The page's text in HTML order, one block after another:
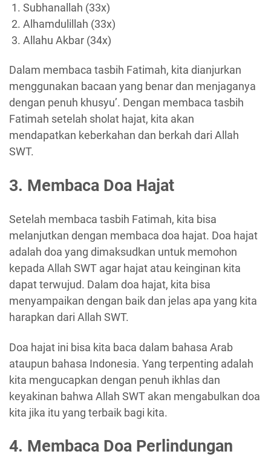
Subhanallah (33x)
Alhamdulillah (33x)
Allahu Akbar (34x)
Dalam membaca tasbih Fatimah, kita dianjurkan
menggunakan bacaan yang benar dan menjaganya
dengan penuh khusyu’. Dengan membaca tasbih
Fatimah setelah sholat hajat, kita akan
mendapatkan keberkahan dan berkah dari Allah
SWT.
3. Membaca Doa Hajat
Setelah membaca tasbih Fatimah, kita bisa
melanjutkan dengan membaca doa hajat. Doa hajat
adalah doa yang dimaksudkan untuk memohon
kepada Allah SWT agar hajat atau keinginan kita
dapat terwujud. Dalam doa hajat, kita bisa
menyampaikan dengan baik dan jelas apa yang kita
harapkan dari Allah SWT.
Doa hajat ini bisa kita baca dalam bahasa Arab
ataupun bahasa Indonesia. Yang terpenting adalah
kita mengucapkan dengan penuh ikhlas dan
keyakinan bahwa Allah SWT akan mengabulkan doa
kita jika itu yang terbaik bagi kita.
4. Membaca Doa Perlindungan